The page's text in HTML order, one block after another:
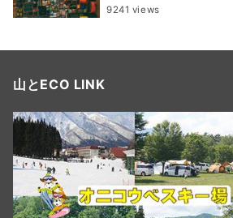
9241 views
山とECO LINK